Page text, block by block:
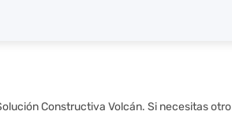
Constructiva Volcán. Si necesitas otro